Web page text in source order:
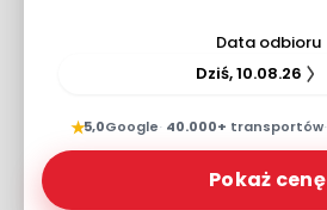
Data odbioru
Dziś, 10.08.26
★5,0Google· 40.000+ transportów·
Pokaż cenę